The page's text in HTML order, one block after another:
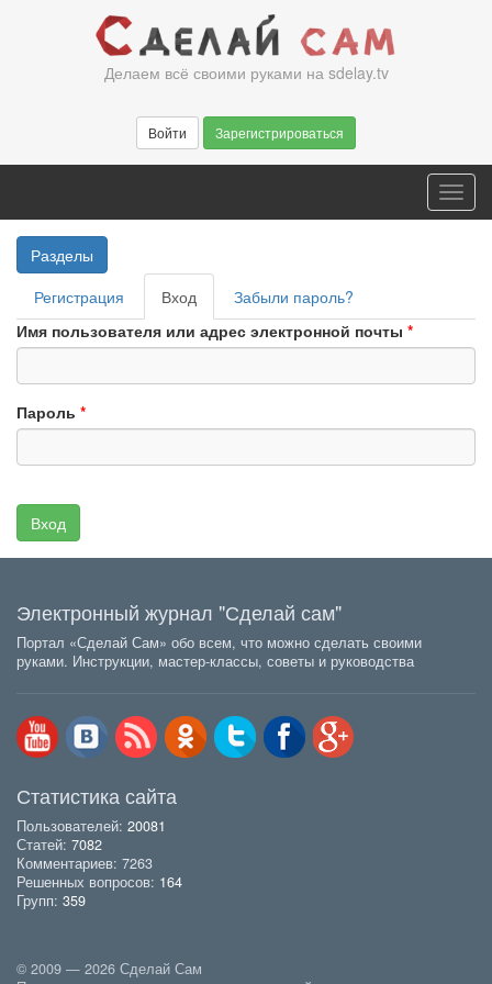
Делаем всё своими руками на sdelay.tv
Войти Зарегистрироваться
Разделы
Главные
вкладки
Регистрация Вход (активная
вкладка)
Забыли пароль?
Имя пользователя или адрес электронной почты *
Пароль *
Вход
Электронный журнал "Сделай сам"
Портал «Сделай Сам» обо всем, что можно сделать своими
руками. Инструкции, мастер-классы, советы и руководства
Статистика сайта
Пользователей: 20081
Статей: 7082
Комментариев: 7263
Решенных вопросов: 164
Групп: 359
© 2009 — 2026 Сделай Сам